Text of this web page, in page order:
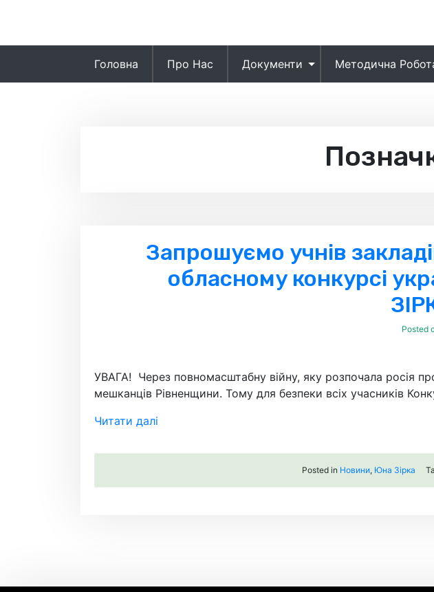
Головна
Про Нас Документи Методична
Запрошуємо учнів
обласному конкурсі
Posted
УВАГА! Через повномасштабну війну, яку розпочала росія
мешканців Рівненщини. Тому для безпеки всіх учасників
Читати далі
Posted in Новини, Юна Зірка